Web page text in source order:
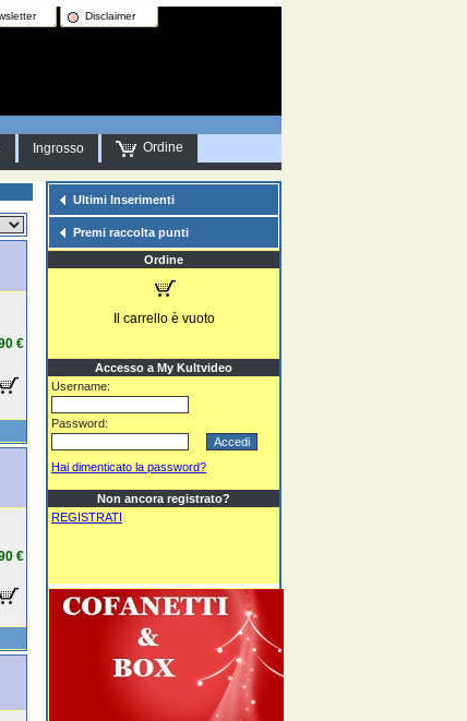
Disclaimer
Ingrosso Ordine
€
€
Ultimi Inserimenti
Premi raccolta punti
Ordine
Il carrello è vuoto
Accesso a My Kultvideo
Username:
Password:
Hai dimenticato la password?
Non ancora registrato?
REGISTRATI